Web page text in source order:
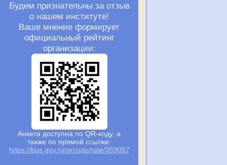
Будем признательны за отзыв
о нашем институте!
Ваше мнение формирует
официальный рейтинг
организации:
Анкета доступна по QR-коду, а
также по прямой ссылке:
https://bus.gov.ru/qrcode/rate/359057